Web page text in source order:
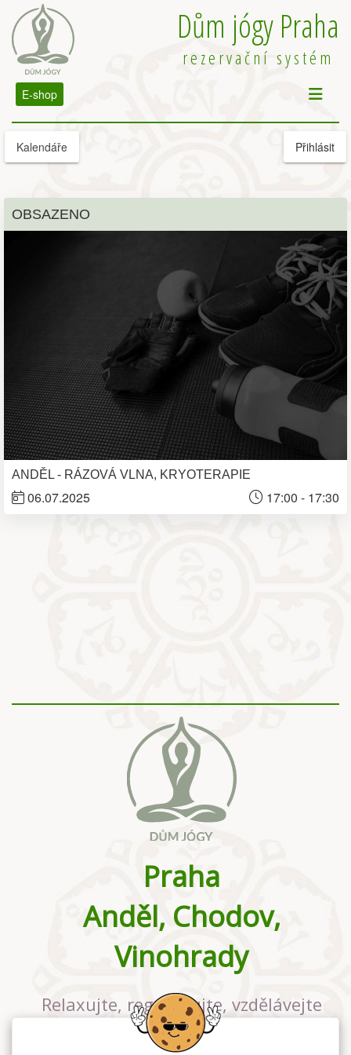
Dům jógy Praha
rezervační systém
E-shop
Kalendáře Přihlásit
OBSAZENO
ANDĚL - RÁZOVÁ VLNA, KRYOTERAPIE
06.07.2025 17:00 - 17:30
Praha
Anděl, Chodov,
Vinohrady
Relaxujte, regenerujte, vzdělávejte
se v největším jógovém studiu v